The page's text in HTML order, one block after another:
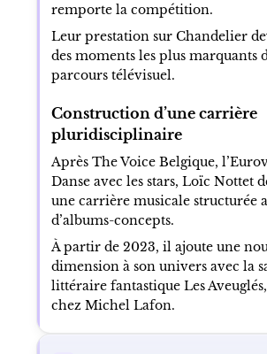
remporte la compétition.
Leur prestation sur Chandelier
des moments les plus marquants
parcours télévisuel.
Construction d’une carrière
pluridisciplinaire
Après The Voice Belgique,
Danse avec les stars, Loïc Nottet
une carrière musicale structurée
d’albums-concepts.
À partir de 2023, il ajoute une
dimension à son univers avec la
littéraire fantastique Les
chez Michel Lafon.